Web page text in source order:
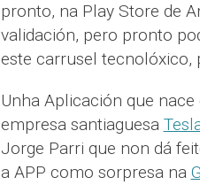
pronto, na Play Store de
validación, pero pronto
este carrusel tecnolóxico,
Unha Aplicación que
empresa santiaguesa
Jorge Parri que non dá
a APP como sorpresa na